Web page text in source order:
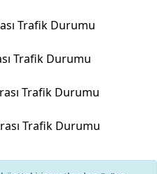
Trafik Durumu
Trafik Durumu
Trafik Durumu
Trafik Durumu